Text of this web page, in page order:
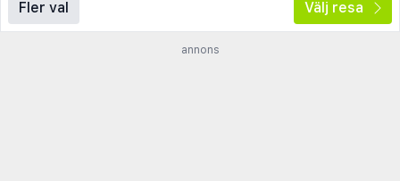
Fler val Välj resa
annons